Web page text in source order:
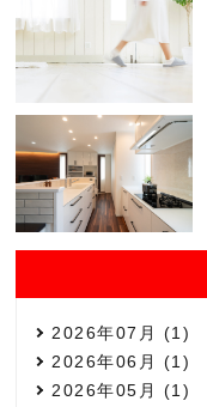
2026年07月 (1)
2026年06月 (1)
2026年05月 (1)